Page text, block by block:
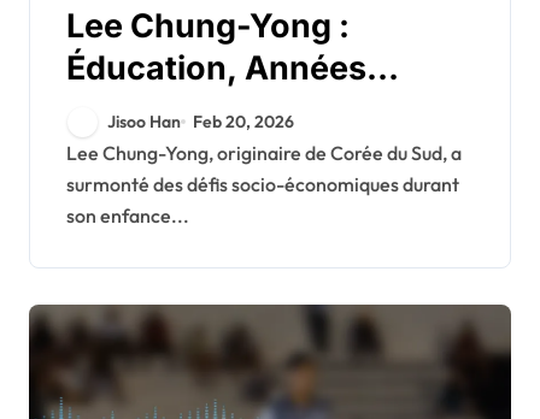
Lee Chung-Yong :
Éducation, Années
formatrices, Parcours
footballistique
Jisoo Han Feb 20, 2026
Lee Chung-Yong, originaire de Corée du Sud, a
surmonté des défis socio-économiques durant
son enfance...